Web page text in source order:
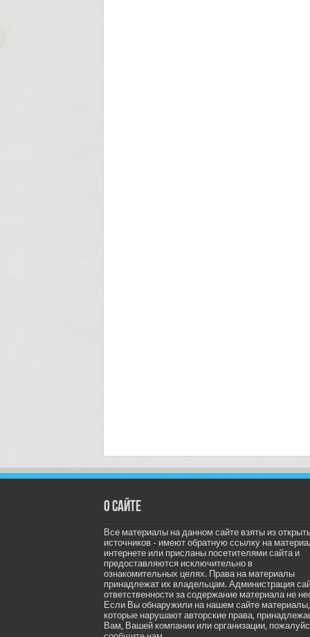
О сайте
Все материалы на данном сайте взяты из
источников - имеют обратную ссылку на
интернете или присланы посетителями сайта и
предоставляются исключительно в
ознакомительных целях. Права на материалы
принадлежат их владельцам. Администрация
ответственности за содержание материала не
Если Вы обнаружили на нашем сайте материалы,
которые нарушают авторские права,
Вам, Вашей компании или организации,